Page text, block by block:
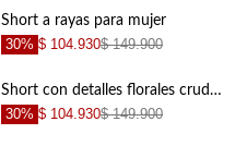
+
Short a rayas para mujer
30% $ 104.930$ 149.900
Short con detalles florales crudo para mujer
30% $ 104.930$ 149.900